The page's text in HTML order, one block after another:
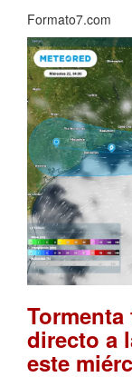
Formato7.com
directo a
este